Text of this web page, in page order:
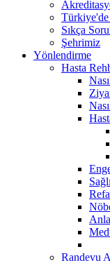
Türkiye'de
Sıkça
Şehrimiz
Yönlendirme
Hasta
Randevu